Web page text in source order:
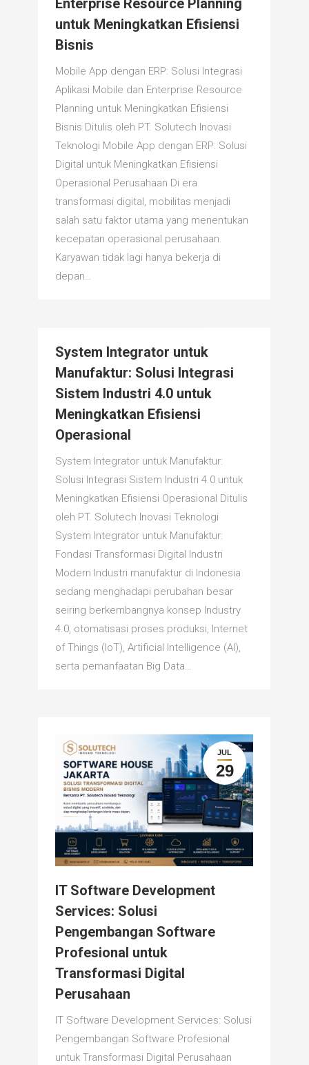
Enterprise Resource Planning
untuk Meningkatkan Efisiensi
Bisnis
Mobile App dengan ERP: Solusi Integrasi
Aplikasi Mobile dan Enterprise Resource
Planning untuk Meningkatkan Efisiensi
Bisnis Ditulis oleh PT. Solutech Inovasi
Teknologi Mobile App dengan ERP: Solusi
Digital untuk Meningkatkan Efisiensi
Operasional Perusahaan Di era
transformasi digital, mobilitas menjadi
salah satu faktor utama yang menentukan
kecepatan operasional perusahaan.
Karyawan tidak lagi hanya bekerja di
depan…
System Integrator untuk
Manufaktur: Solusi Integrasi
Sistem Industri 4.0 untuk
Meningkatkan Efisiensi
Operasional
System Integrator untuk Manufaktur:
Solusi Integrasi Sistem Industri 4.0 untuk
Meningkatkan Efisiensi Operasional Ditulis
oleh PT. Solutech Inovasi Teknologi
System Integrator untuk Manufaktur:
Fondasi Transformasi Digital Industri
Modern Industri manufaktur di Indonesia
sedang menghadapi perubahan besar
seiring berkembangnya konsep Industry
4.0, otomatisasi proses produksi, Internet
of Things (IoT), Artificial Intelligence (AI),
serta pemanfaatan Big Data…
JUL
29
IT Software Development
Services: Solusi
Pengembangan Software
Profesional untuk
Transformasi Digital
Perusahaan
IT Software Development Services: Solusi
Pengembangan Software Profesional
untuk Transformasi Digital Perusahaan